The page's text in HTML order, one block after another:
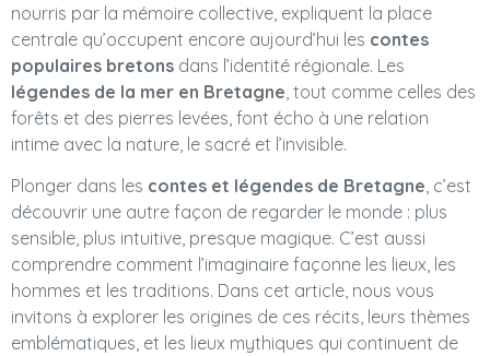
nourris par la mémoire collective, expliquent la place
centrale qu’occupent encore aujourd’hui les contes
populaires bretons dans l’identité régionale. Les
légendes de la mer en Bretagne , tout comme celles des
forêts et des pierres levées, font écho à une relation
intime avec la nature, le sacré et l’invisible.
Plonger dans les contes et légendes de Bretagne, c’est
découvrir une autre façon de regarder le monde : plus
sensible, plus intuitive, presque magique. C’est aussi
comprendre comment l’imaginaire façonne les lieux, les
hommes et les traditions. Dans cet article, nous vous
invitons à explorer les origines de ces récits, leurs thèmes
emblématiques, et les lieux mythiques qui continuent de